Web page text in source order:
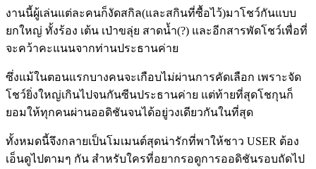
งานนี้ผู้เล่นแต่ละคนก็งัดสกิล(และสกินที่ซื้อไว้)มาโชว์กันแบบ
ยกใหญ่ ทั้งร้อง เต้น เป่าขลุ่ย สาดน้ำ(?) และอีกสารพัดโชว์เพื่อที่
จะคว้าคะแนนจากท่านประธานค่าย
ซึ่งแม้ในตอนแรกบางคนจะเกือบไม่ผ่านการคัดเลือก เพราะจัด
โชว์ยิ่งใหญ่เกินไปจนกันซีนประธานค่าย แต่ท้ายที่สุดโชกุนก็
ยอมให้ทุกคนผ่านออดิชันจนได้อยู่วงเดียวกันในที่สุด
ทั้งหมดนี้จึงกลายเป็นโมเมนต์สุดน่ารักที่พาให้ชาว USER ต้อง
เอ็นดูไปตามๆ กัน สำหรับใครที่อยากรอดูการออดิชันรอบถัดไป